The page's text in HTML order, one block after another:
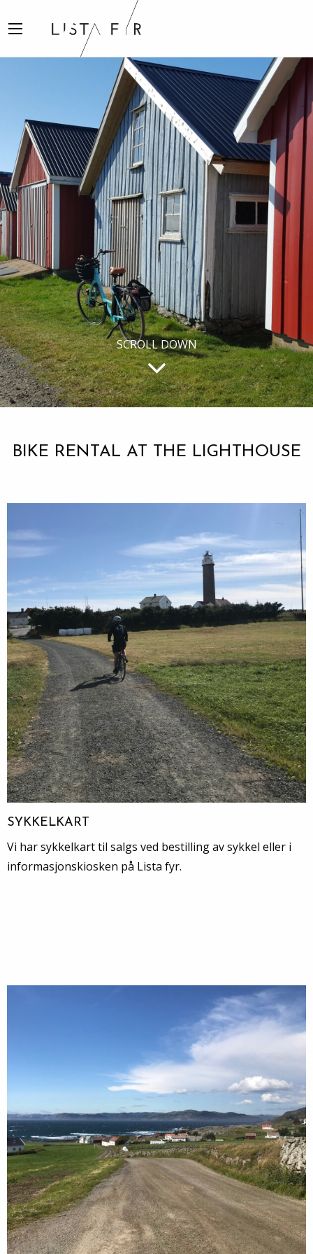
SCROLL DOWN
BIKE RENTAL AT THE LIGHTHOUSE
SYKKELKART
Vi har sykkelkart til salgs ved bestilling av sykkel eller i
informasjonskiosken på Lista fyr.